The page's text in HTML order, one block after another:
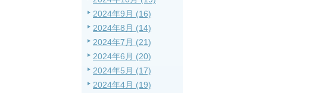
2024年9月 (16)
2024年8月 (14)
2024年7月 (21)
2024年6月 (20)
2024年5月 (17)
2024年4月 (19)